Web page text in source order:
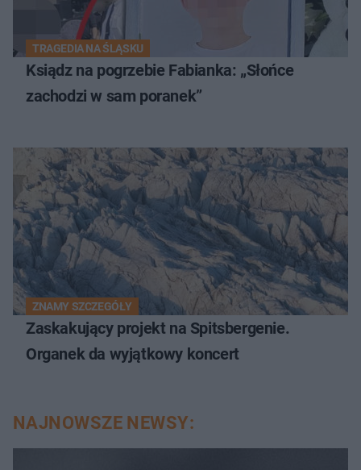
TRAGEDIA NA ŚLĄSKU
Ksiądz na pogrzebie Fabianka: „Słońce
zachodzi w sam poranek”
ZNAMY SZCZEGÓŁY
Zaskakujący projekt na Spitsbergenie.
Organek da wyjątkowy koncert
NAJNOWSZE NEWSY: